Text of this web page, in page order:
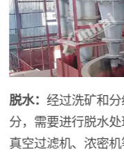
脱水： 经过洗矿和
分，需要进行脱水
真空过滤机、浓密